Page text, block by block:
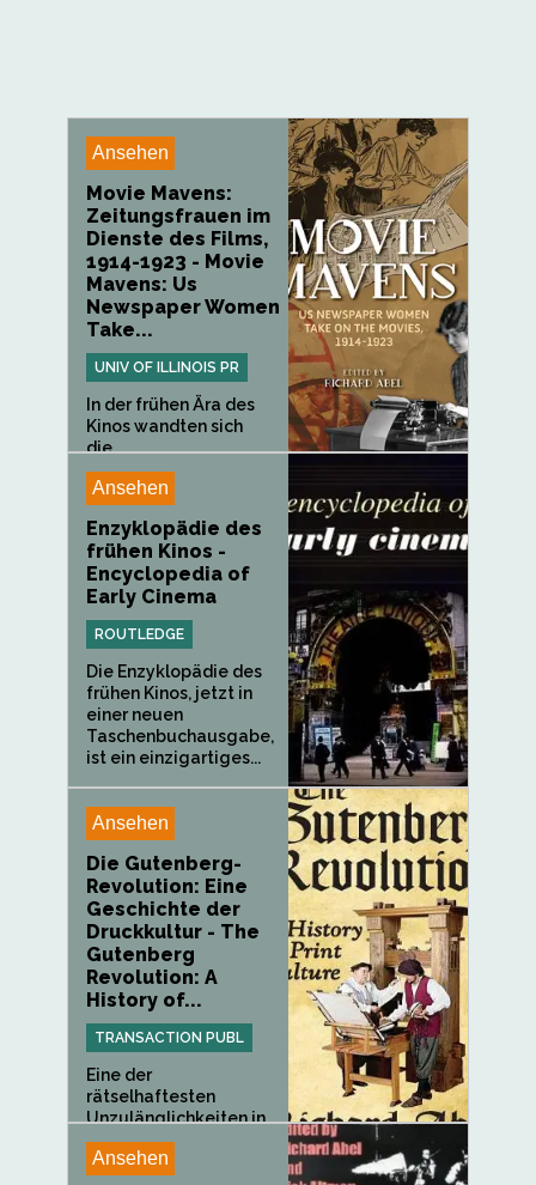
Ansehen
Movie Mavens:
Zeitungsfrauen im
Dienste des Films,
1914-1923 - Movie
Mavens: Us
Newspaper Women
Take...
UNIV OF ILLINOIS PR
In der frühen Ära des
Kinos wandten sich
die...
Ansehen
Enzyklopädie des
frühen Kinos -
Encyclopedia of
Early Cinema
ROUTLEDGE
Die Enzyklopädie des
frühen Kinos, jetzt in
einer neuen
Taschenbuchausgabe,
ist ein einzigartiges...
Ansehen
Die Gutenberg-
Revolution: Eine
Geschichte der
Druckkultur - The
Gutenberg
Revolution: A
History of...
TRANSACTION PUBL
Eine der
rätselhaftesten
Unzulänglichkeiten in
der...
Ansehen